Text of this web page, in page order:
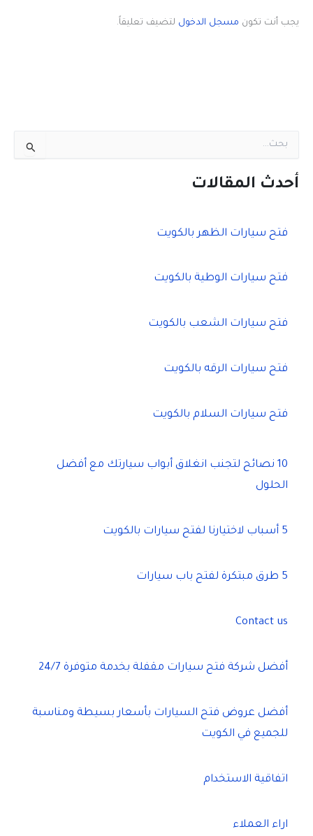
يجب أنت تكون مسجل الدخول لتضيف تعليقاً.
حأحدث المقالات
فتح سيارات الظهر بالكويت
فتح سيارات الوطية بالكويت
فتح سيارات الشعب بالكويت
فتح سيارات الرقه بالكويت
فتح سيارات السلام بالكويت
10 نصائح لتجنب انغلاق أبواب سيارتك مع أفضل
الحلول
5 أسباب لاختيارنا لفتح سيارات بالكويت
5 طرق مبتكرة لفتح باب سيارات
Contact us
أفضل شركة فتح سيارات مقفلة بخدمة متوفرة 24/7
أفضل عروض فتح السيارات بأسعار بسيطة ومناسبة
للجميع في الكويت
اتفاقية الاستخدام
اراء العملاء